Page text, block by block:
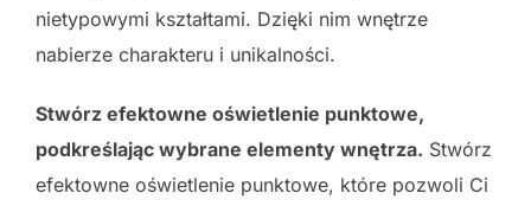
nietypowymi kształtami. Dzięki nim wnętrze
nabierze charakteru i unikalności.
Stwórz efektowne oświetlenie punktowe,
podkreślając wybrane elementy wnętrza. Stwórz
efektowne oświetlenie punktowe, które pozwoli Ci